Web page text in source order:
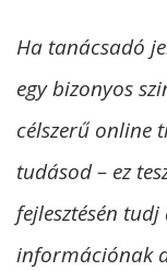
Ha tanácsadó
egy bizonyos
célszerű online
tudásod – ez
fejlesztésén
információnak